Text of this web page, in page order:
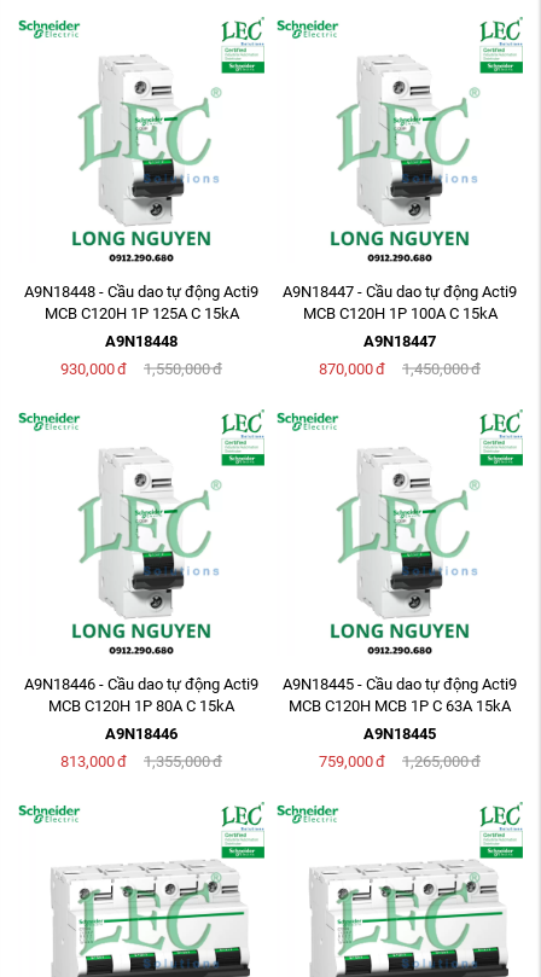
A9N18448 - Cầu dao tự động Acti9
MCB C120H 1P 125A C 15kA
240/415V
A9N18448
930,000đ 1,550,000đ
A9N18447 - Cầu dao tự động Acti9
MCB C120H 1P 100A C 15kA
240/415V
A9N18447
870,000đ 1,450,000đ
A9N18446 - Cầu dao tự động Acti9
MCB C120H 1P 80A C 15kA
240/415V
A9N18446
813,000đ 1,355,000đ
A9N18445 - Cầu dao tự động Acti9
MCB C120H MCB 1P C 63A 15kA
240/415V
A9N18445
759,000đ 1,265,000đ